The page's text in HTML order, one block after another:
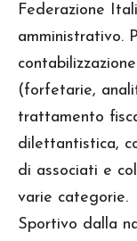
Federazione
amministrativo.
(forfetarie,
trattamento
dilettantistica,
di associati e
varie categorie.
Sportivo dalla